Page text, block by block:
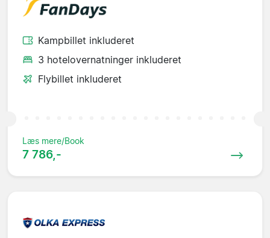
Kampbillet inkluderet
3 hotelovernatninger inkluderet
Flybillet inkluderet
Læs mere/Book
7 786,-